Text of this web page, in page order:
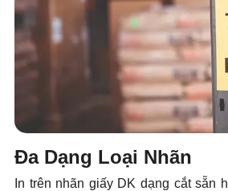
Đa Dạng Loại Nhãn
In trên nhãn giấy DK dạng cắt sẵn